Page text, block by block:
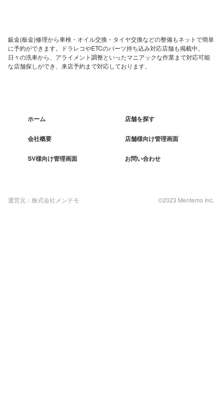
鈑金(板金)修理から車検・オイル交換・タイヤ交換などの整備もネットで簡単
に予約ができます。ドラレコやETCのパーツ持ち込み対応店舗も掲載中。
日々の洗車から、アライメント調整といったマニアックな作業まで対応可能
な店舗探しができ、来店予約まで対応しております。
ホーム 店舗を探す
会社概要 店舗様向け管理画面
SV様向け管理画面 お問い合わせ
運営元：株式会社メンテモ ©2023 Mentemo Inc.